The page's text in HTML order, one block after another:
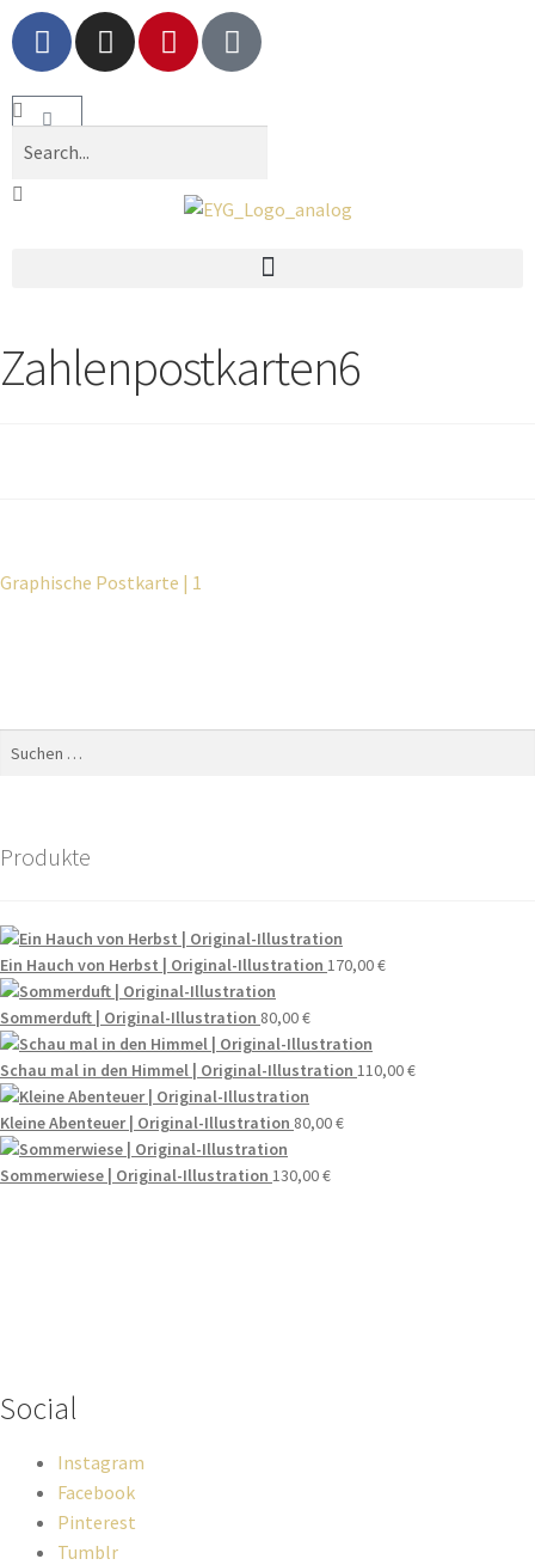
Zahlenpostkarten6
Graphische Postkarte | 1
Produkte
Ein Hauch von Herbst | Original-Illustration 170,00€
Sommerduft | Original-Illustration 80,00€
Schau mal in den Himmel | Original-Illustration 110,00€
Kleine Abenteuer | Original-Illustration 80,00€
Sommerwiese | Original-Illustration 130,00€
Social
Instagram
Facebook
Pinterest
Tumblr